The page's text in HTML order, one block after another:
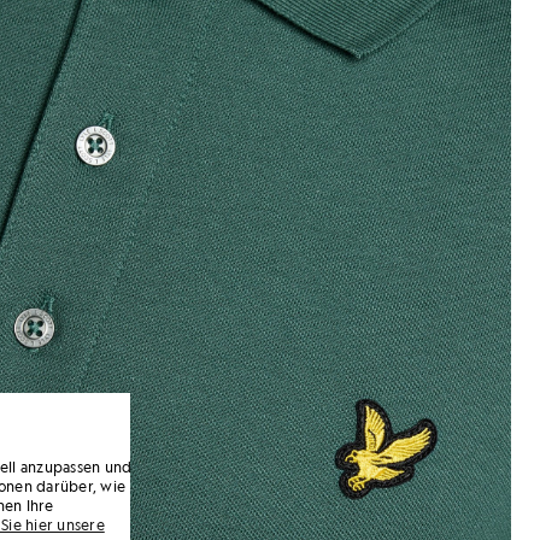
anzupassen und
darüber, wie
Ihre
hier unsere